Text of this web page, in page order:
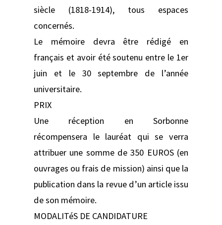
siècle (1818-1914), tous espaces
concernés.
Le mémoire devra être rédigé en
français et avoir été soutenu entre le 1er
juin et le 30 septembre de l’année
universitaire.
PRIX
Une réception en Sorbonne
récompensera le lauréat qui se verra
attribuer une somme de 350 EUROS (en
ouvrages ou frais de mission) ainsi que la
publication dans la revue d’un article issu
de son mémoire.
MODALITéS DE CANDIDATURE